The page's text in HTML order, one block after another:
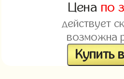
Цена по
действует
возможна
Купить